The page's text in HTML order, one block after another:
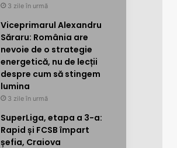
3 zile în urmă
Viceprimarul Alexandru
Săraru: România are
nevoie de o strategie
energetică, nu de lecții
despre cum să stingem
lumina
3 zile în urmă
SuperLiga, etapa a 3-a:
Rapid și FCSB împart
șefia, Craiova